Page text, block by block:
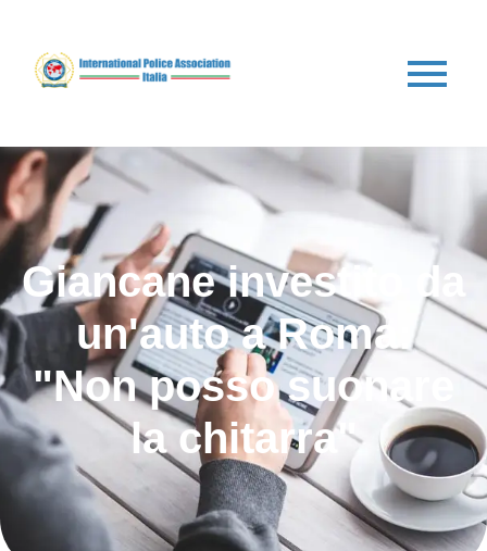
Giancane investito da
un'auto a Roma:
"Non posso suonare
la chitarra"